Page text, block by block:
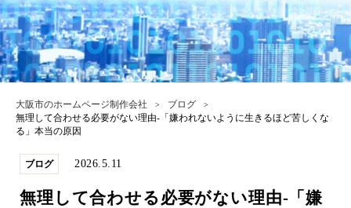
大阪市のホームページ制作会社
ブログ
無理して合わせる必要がない理由-「嫌われないように生きるほど苦しくな
る」本当の原因
ブログ 2026.5.11
無理して合わせる必要がない理由-「嫌